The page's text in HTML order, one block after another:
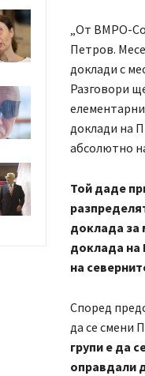
„От ВМРО-
Петров.
доклади с
Разговори
доклади на
абсолютно
Той даде
доклада за
доклада на
на
Според
да се смени
групи е да
оправдали